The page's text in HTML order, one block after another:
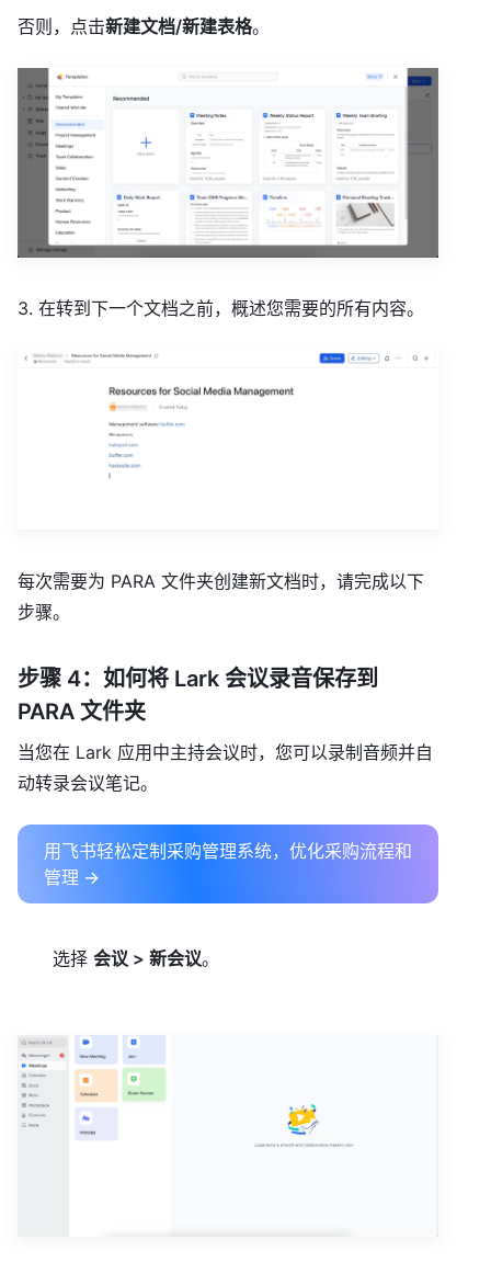
否则，点击新建文档/新建表格。
3. 在转到下一个文档之前，概述您需要的所有内容。
每次需要为 PARA 文件夹创建新文档时，请完成以下
步骤。
步骤 4：如何将 Lark 会议录音保存到
PARA 文件夹
当您在 Lark 应用中主持会议时，您可以录制音频并自
动转录会议笔记。
用飞书轻松定制采购管理系统，优化采购流程和
管理 →
选择 会议 > 新会议。